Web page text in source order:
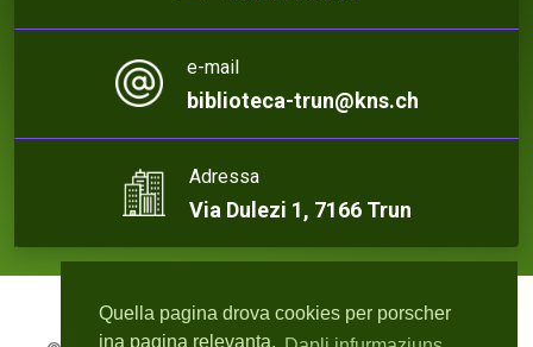
Quella pagina drova cookies per porscher
ina pagina relevanta.
e-mail
biblioteca-trun@kns.ch
Adressa
Via Dulezi 1, 7166 Trun